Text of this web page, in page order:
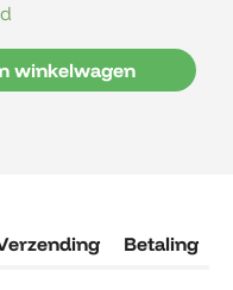
winkelwagen
Betaling